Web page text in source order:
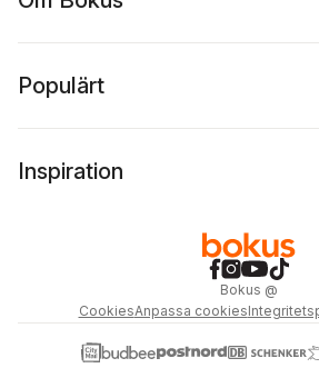
Populärt
Inspiration
Bokus @
CookiesAnpassa cookies